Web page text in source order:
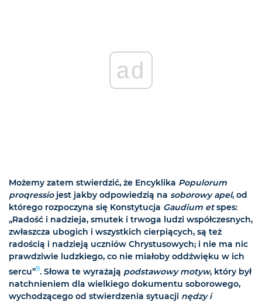
ad
Możemy zatem stwierdzić, że Encyklika Populorum
proqressiojest jakby odpowiedzią na soborowy apel, od
którego rozpoczyna się Konstytucja Gaudium etspes:
„Radość i nadzieja, smutek i trwoga ludzi współczesnych,
zwłaszcza ubogich i wszystkich cierpiących, są też
radością i nadzieją uczniów Chrystusowych; i nie ma nic
prawdziwie ludzkiego, co nie miałoby oddźwięku w ich
sercu”9. Słowa te wyrażają podstawowy motyw, który był
natchnieniem dla wielkiego dokumentu soborowego,
wychodzącego od stwierdzenia sytuacji nędzy i